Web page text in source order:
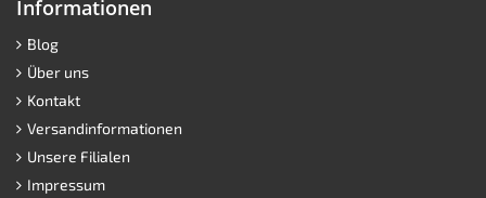
Informationen
Blog
Über uns
Kontakt
Versandinformationen
Unsere Filialen
Impressum